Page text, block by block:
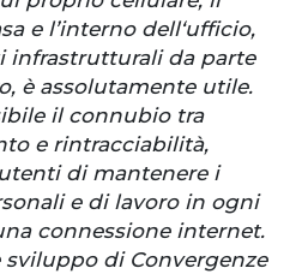
e l’interno dell‘ufficio,
infrastrutturali da parte
è assolutamente utile.
il connubio tra
e rintracciabilità,
di mantenere i
e di lavoro in ogni
connessione internet.
sviluppo di Convergenze